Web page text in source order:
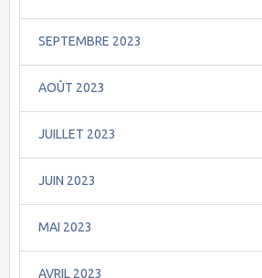
SEPTEMBRE 2023
AOÛT 2023
JUILLET 2023
JUIN 2023
MAI 2023
AVRIL 2023